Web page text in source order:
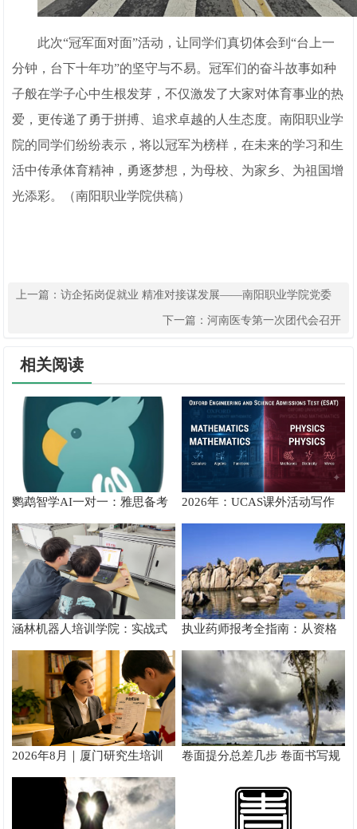
此次“冠军面对面”活动，让同学们真切体会到“台上一
分钟，台下十年功”的坚守与不易。冠军们的奋斗故事如种
子般在学子心中生根发芽，不仅激发了大家对体育事业的热
爱，更传递了勇于拼搏、追求卓越的人生态度。南阳职业学
院的同学们纷纷表示，将以冠军为榜样，在未来的学习和生
活中传承体育精神，勇逐梦想，为母校、为家乡、为祖国增
光添彩。（南阳职业学院供稿）
上一篇：访企拓岗促就业 精准对接谋发展——南阳职业学院党委
副书记、校长郭建生教授带队赴深圳深入开展访企拓岗专项行动
下一篇： 河南医专第一次团代会召开
相关阅读
鹦鹉智学AI一对一：雅思备考
真实提分测评
2026年：UCAS课外活动写作
攻略
涵林机器人培训学院：实战式
教学如何炼成
执业药师报考全指南：从资格
核验到备考落地完整手册
2026年8月｜厦门研究生培训
推荐
卷面提分总差几步 卷面书写规